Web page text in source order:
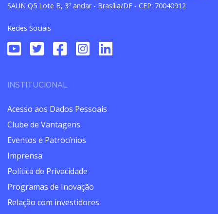
SAUN Q5 Lote B, 3º andar - Brasília/DF - CEP: 70040912
Redes Sociais
INSTITUCIONAL
Acesso aos Dados Pessoais
Clube de Vantagens
Eventos e Patrocínios
Imprensa
Política de Privacidade
Programas de Inovação
Relação com investidores